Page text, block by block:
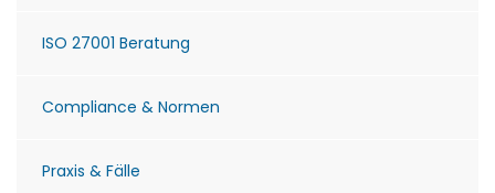
ISO 27001 Beratung
Compliance & Normen
Praxis & Fälle